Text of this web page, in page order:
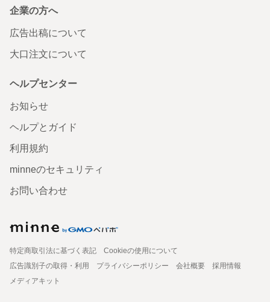
企業の方へ
広告出稿について
大口注文について
ヘルプセンター
お知らせ
ヘルプとガイド
利用規約
minneのセキュリティ
お問い合わせ
特定商取引法に基づく表記
Cookieの使用について
広告識別子の取得・利用
プライバシーポリシー 会社概要
採用情報
メディアキット